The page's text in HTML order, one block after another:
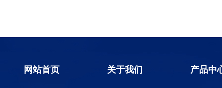
网站首页 关于我们 产品中